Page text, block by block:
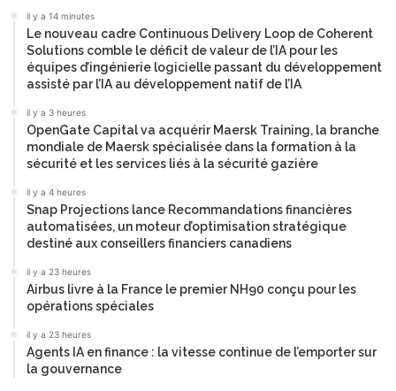
il y a 14 minutes
Le nouveau cadre Continuous Delivery Loop de Coherent
Solutions comble le déficit de valeur de l’IA pour les
équipes d’ingénierie logicielle passant du développement
assisté par l’IA au développement natif de l’IA
il y a 3 heures
OpenGate Capital va acquérir Maersk Training, la branche
mondiale de Maersk spécialisée dans la formation à la
sécurité et les services liés à la sécurité gazière
il y a 4 heures
Snap Projections lance Recommandations financières
automatisées, un moteur d’optimisation stratégique
destiné aux conseillers financiers canadiens
il y a 23 heures
Airbus livre à la France le premier NH90 conçu pour les
opérations spéciales
il y a 23 heures
Agents IA en finance : la vitesse continue de l’emporter sur
la gouvernance